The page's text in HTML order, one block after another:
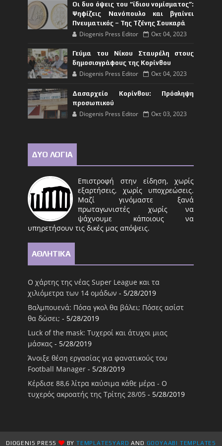
Οι δυο όψεις του “ίδιου νομίσματος”:
Ψηφίζεις Νανόπουλο και βγαίνει
Πνευματικός – Της Τζένης Σουκαρά
Diogenis Press Editor Οκτ 04, 2023
Γεύμα του Νίκου Σταυρέλη στους
δημοσιογράφους της Κορίνθου
Diogenis Press Editor Οκτ 04, 2023
Δασαρχείο Κορίνθου: Πρόσληψη
προσωπικού
Diogenis Press Editor Οκτ 03, 2023
ΔΥΟ ΛΟΓΙΑ
Επιστροφή στην είδηση, χωρίς
εξαρτήσεις, χωρίς υποχρεώσεις.
Μαζί γινόμαστε ξανά
πρωταγωνιστές χωρίς να
ψάχνουμε κάποιους να
υπηρετήσουν τις δικές μας απόψεις.
ΑΘΛΗΤΙΚΑ
Ο χάρτης της νέας Super League και τα
χιλιόμετρα των 14 ομάδων - 5/28/2019
Βαλμπουενά: Πόσα γκολ θα βάλει; Πόσες ασίστ
θα δώσει; - 5/28/2019
Luck of the mask: Τυχεροί και άτυχοι μιας
μάσκας - 5/28/2019
Άνοιξε θέση εργασίας για φανατικούς του
Football Μanager - 5/28/2019
Κέρδισε 88,6 λίτρα καύσιμα κάθε μέρα - Ο
τυχερός ακροατής της Τρίτης 28/05 - 5/28/2019
DIOGENIS PRESS BYTEMPLATESYARD AND GOOYAABI TEMPLATES